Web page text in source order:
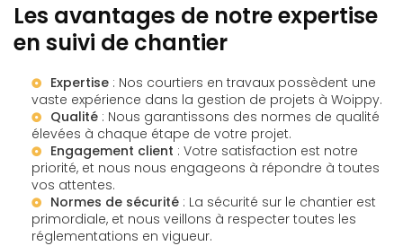
Les avantages de notre expertise
en suivi de chantier
Expertise : Nos courtiers en travaux possèdent une
vaste expérience dans la gestion de projets à Woippy.
Qualité : Nous garantissons des normes de qualité
élevées à chaque étape de votre projet.
Engagement client : Votre satisfaction est notre
priorité, et nous nous engageons à répondre à toutes
vos attentes.
Normes de sécurité : La sécurité sur le chantier est
primordiale, et nous veillons à respecter toutes les
réglementations en vigueur.